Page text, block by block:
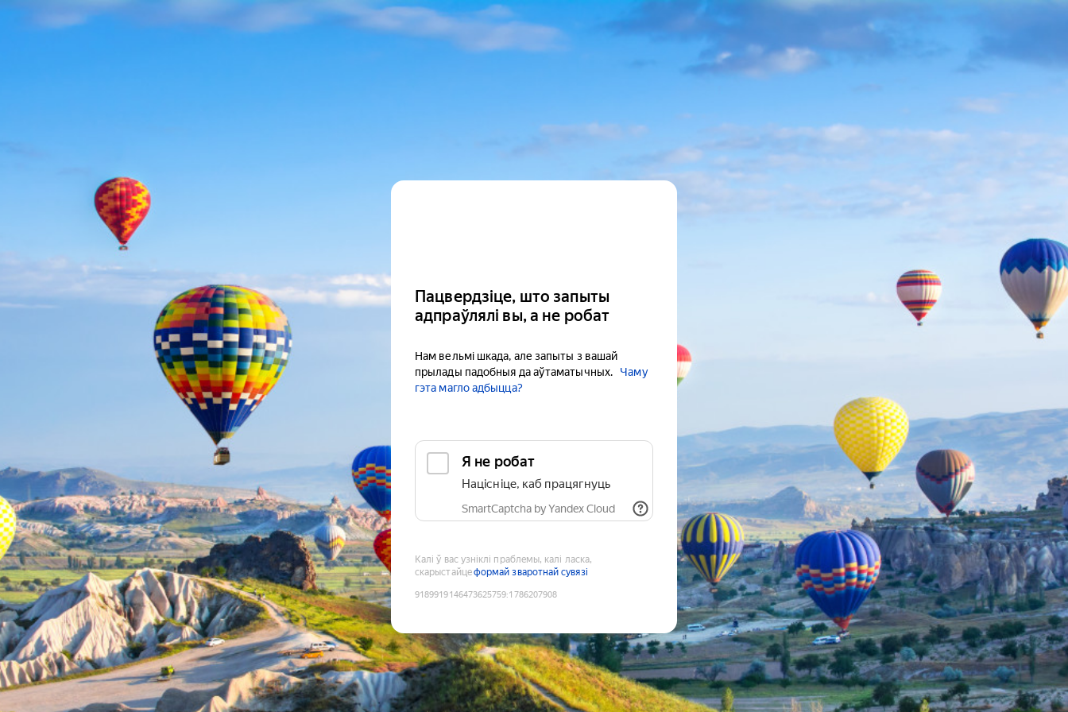
Пацвердзіце, што запыты
адпраўлялі вы, а не робат
Нам вельмі шкада, але запыты з вашай
прылады падобныя да аўтаматычных.
Чаму
гэта магло адбыцца?
Я не робат
Націсніце, каб працягнуць
SmartCaptcha by Yandex Cloud
Калі ў вас узніклі праблемы, калі ласка,
скарыстайцеформай зваротнай сувязі
9189919146473625759:1786207908